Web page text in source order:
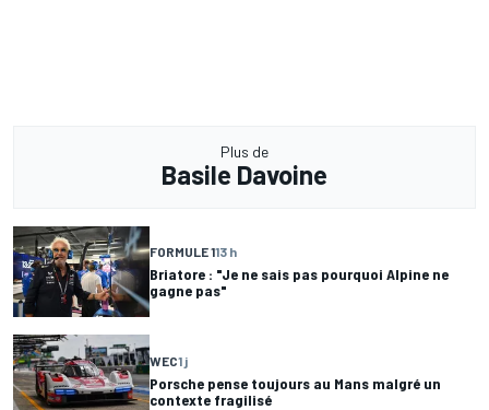
Plus de
Basile Davoine
FORMULE 113 h
Briatore : "Je ne sais pas pourquoi Alpine ne
gagne pas"
WEC1 j
Porsche pense toujours au Mans malgré un
contexte fragilisé